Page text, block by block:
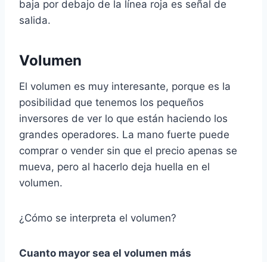
baja por debajo de la línea roja es señal de
salida.
Volumen
El volumen es muy interesante, porque es la
posibilidad que tenemos los pequeños
inversores de ver lo que están haciendo los
grandes operadores. La mano fuerte puede
comprar o vender sin que el precio apenas se
mueva, pero al hacerlo deja huella en el
volumen.
¿Cómo se interpreta el volumen?
Cuanto mayor sea el volumen más